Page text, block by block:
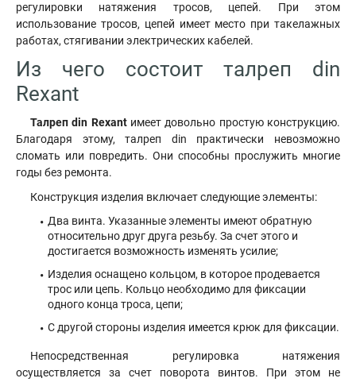
регулировки натяжения тросов, цепей. При этом
использование тросов, цепей имеет место при такелажных
работах, стягивании электрических кабелей.
Из чего состоит талреп din
Rexant
Талреп din Rexantимеет довольно простую конструкцию.
Благодаря этому, талреп din практически невозможно
сломать или повредить. Они способны прослужить многие
годы без ремонта.
Конструкция изделия включает следующие элементы:
Два винта. Указанные элементы имеют обратную
относительно друг друга резьбу. За счет этого и
достигается возможность изменять усилие;
Изделия оснащено кольцом, в которое продевается
трос или цепь. Кольцо необходимо для фиксации
одного конца троса, цепи;
С другой стороны изделия имеется крюк для фиксации.
Непосредственная регулировка натяжения
осуществляется за счет поворота винтов. При этом не